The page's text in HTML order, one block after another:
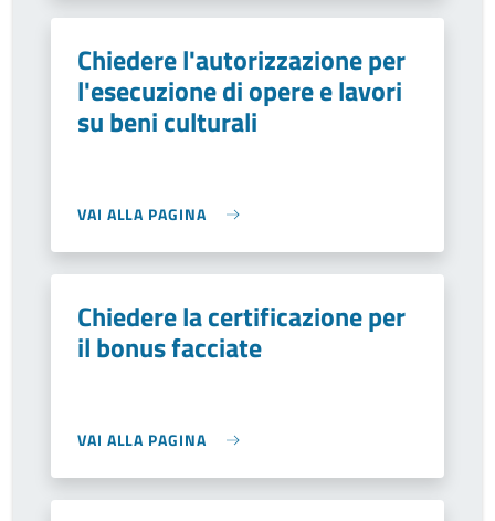
Chiedere l'autorizzazione per
l'esecuzione di opere e lavori
su beni culturali
VAI ALLA PAGINA
Chiedere la certificazione per
il bonus facciate
VAI ALLA PAGINA